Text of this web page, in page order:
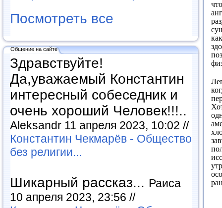
Посмотреть все
Общение на сайте
Здравствуйте!
Да,уважаемый Константин
интересный собеседник и
очень хороший Человек!!!..
Aleksandr 11 апреля 2023, 10:02 //
Константин Чекмарёв - Общество
без религии...
Шикарный рассказ... Раиса
10 апреля 2023, 23:56 //